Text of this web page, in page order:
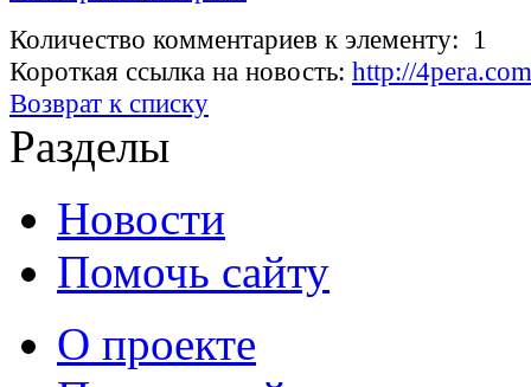
Количество комментариев к элементу: 1
Короткая ссылка на новость: http://
Возврат к списку
Разделы
Новости
Помочь сайту
О проекте